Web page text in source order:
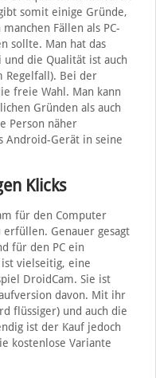
somit einige Gründe,
Fällen als PC-
sollte. Man hat das
die Qualität ist auch
Regelfall). Bei der
freie Wahl. Man kann
Gründen als auch
Person näher
Android-Gerät in seine
Klicks
für den Computer
erfüllen. Genauer gesagt
für den PC ein
ist vielseitig, eine
DroidCam. Sie ist
davon. Mit ihr
flüssiger) und auch die
ist der Kauf jedoch
kostenlose Variante